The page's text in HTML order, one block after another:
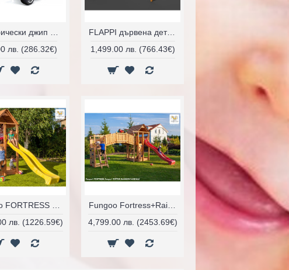
лв. (286.32€)
FLAPPI дървена детска площадка с пързалка и 2 люлки
1,499.00 лв. (766.43€)
лв. (1226.59€)
4,799.00 лв. (2453.69€)